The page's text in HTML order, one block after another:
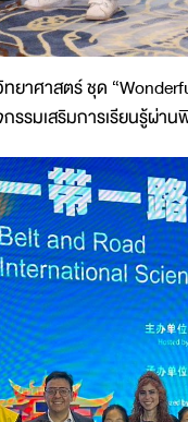
าศาสตร์ ชุด
รมเสริมการเรียนรู้ผ่า